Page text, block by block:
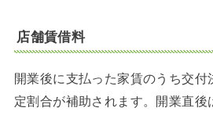
店舗賃借料
開業後に支払った家賃のうち交付
定割合が補助されます。開業直後